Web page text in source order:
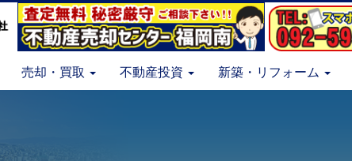
売却・買取 不動産投資 新築・リフォーム